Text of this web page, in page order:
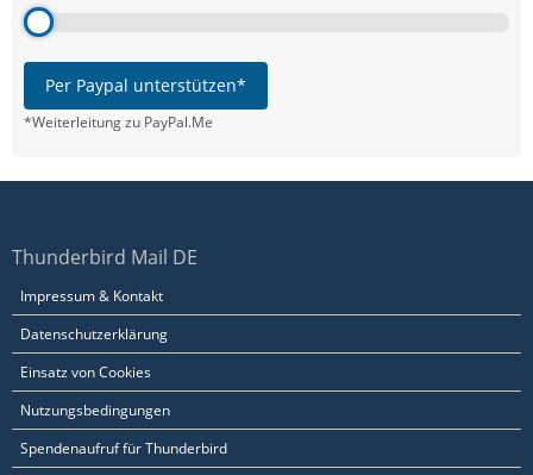
Per Paypal unterstützen*
*Weiterleitung zu PayPal.Me
Thunderbird Mail DE
Impressum & Kontakt
Datenschutzerklärung
Einsatz von Cookies
Nutzungsbedingungen
Spendenaufruf für Thunderbird